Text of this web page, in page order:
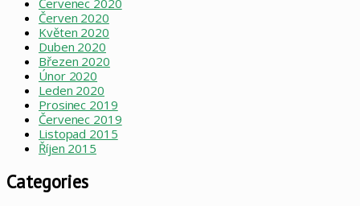
Červenec 2020
Červen 2020
Květen 2020
Duben 2020
Březen 2020
Únor 2020
Leden 2020
Prosinec 2019
Červenec 2019
Listopad 2015
Říjen 2015
Categories